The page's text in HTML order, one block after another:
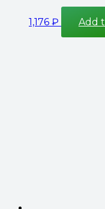
1,176 ₽ Add